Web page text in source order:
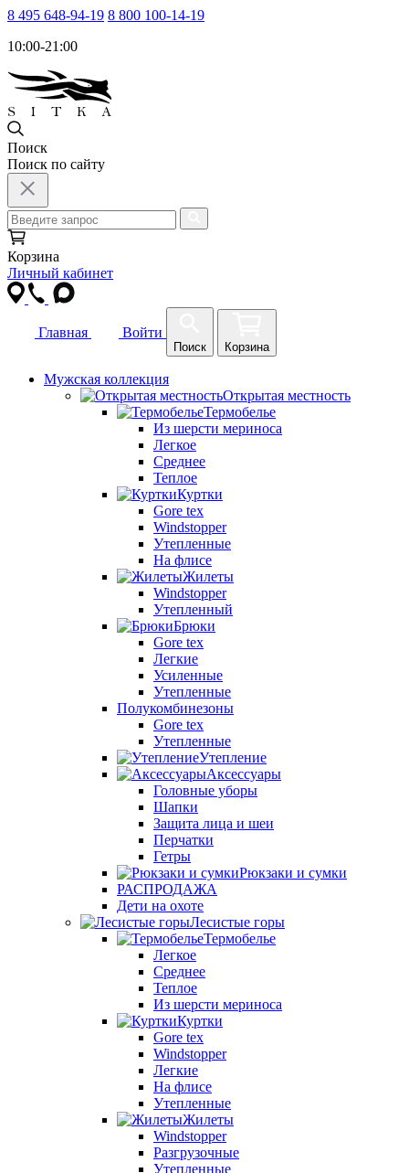
8 495 648-94-19 8 800 100-14-19
10:00-21:00
Поиск
Поиск по сайту
Корзина
Личный кабинет
Главная Войти
Поиск Корзина
Мужская коллекция
Открытая местность
Термобелье
Из шерсти мериноса
Легкое
Среднее
Теплое
Куртки
Gore tex
Windstopper
Утепленные
На флисе
Жилеты
Windstopper
Утепленный
Брюки
Gore tex
Легкие
Усиленные
Утепленные
Полукомбинезоны
Gore tex
Утепленные
Утепление
Аксессуары
Головные уборы
Шапки
Защита лица и шеи
Перчатки
Гетры
Рюкзаки и сумки
РАСПРОДАЖА
Дети на охоте
Лесистые горы
Термобелье
Легкое
Среднее
Теплое
Из шерсти мериноса
Куртки
Gore tex
Windstopper
Легкие
На флисе
Утепленные
Жилеты
Windstopper
Разгрузочные
Утепленные